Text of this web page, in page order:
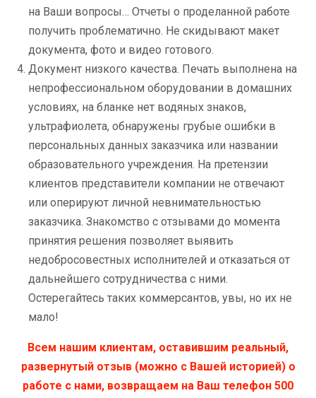
на Ваши вопросы… Отчеты о проделанной работе
получить проблематично. Не скидывают макет
документа, фото и видео готового.
Документ низкого качества. Печать выполнена на
непрофессиональном оборудовании в домашних
условиях, на бланке нет водяных знаков,
ультрафиолета, обнаружены грубые ошибки в
персональных данных заказчика или названии
образовательного учреждения. На претензии
клиентов представители компании не отвечают
или оперируют личной невнимательностью
заказчика. Знакомство с отзывами до момента
принятия решения позволяет выявить
недобросовестных исполнителей и отказаться от
дальнейшего сотрудничества с ними.
Остерегайтесь таких коммерсантов, увы, но их не
мало!
Всем нашим клиентам, оставившим реальный,
развернутый отзыв (можно с Вашей историей) о
работе с нами, возвращаем на Ваш телефон 500